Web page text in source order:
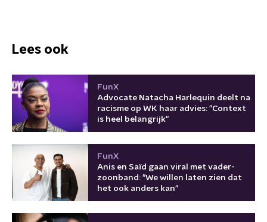
Lees ook
FunX
Advocate Natacha Harlequin deelt na
racisme op WK haar advies: "Context
is heel belangrijk"
FunX
Anis en Saïd gaan viral met vader-
zoonband: "We willen laten zien dat
het ook anders kan"